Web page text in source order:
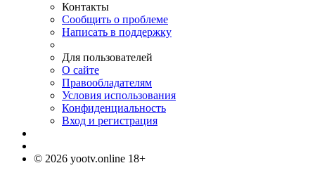
Контакты
Сообщить о проблеме
Написать в поддержку
Для пользователей
О сайте
Правообладателям
Условия использования
Конфиденциальность
Вход и регистрация
© 2026 yootv.online 18+